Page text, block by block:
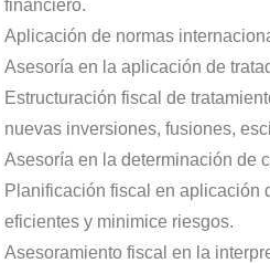
financiero.
Aplicación de normas
Asesoría en la aplicación de
Estructuración fiscal de
nuevas inversiones, fusiones,
Asesoría en la determinación de
Planificación fiscal en aplicación
eficientes y minimice riesgos.
Asesoramiento fiscal en la